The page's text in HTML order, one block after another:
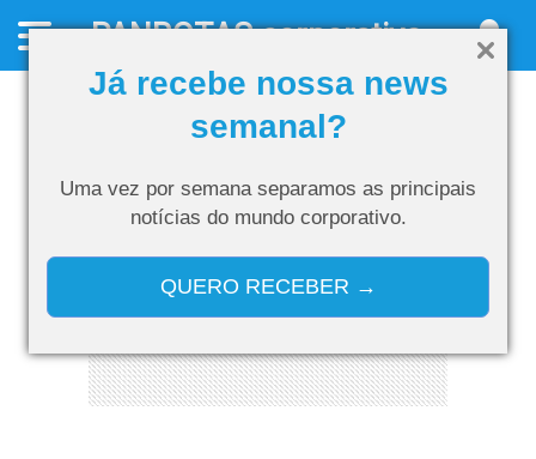
Já recebe nossa news
semanal?
Uma vez por semana separamos as principais
notícias do mundo corporativo.
QUERO RECEBER →
PANROTAScorporativo